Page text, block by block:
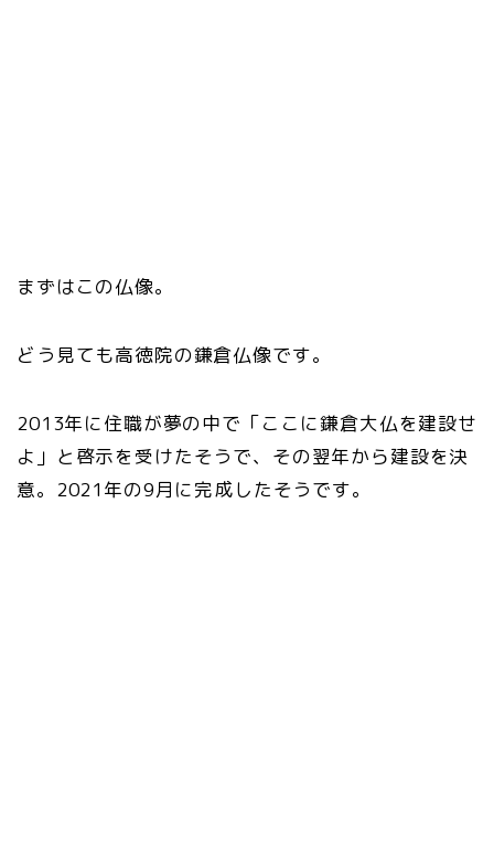
まずはこの仏像。
どう見ても高徳院の鎌倉仏像です。
2013年に住職が夢の中で「ここに鎌倉大仏を建設せ
よ」と啓示を受けたそうで、その翌年から建設を決
意。2021年の9月に完成したそうです。